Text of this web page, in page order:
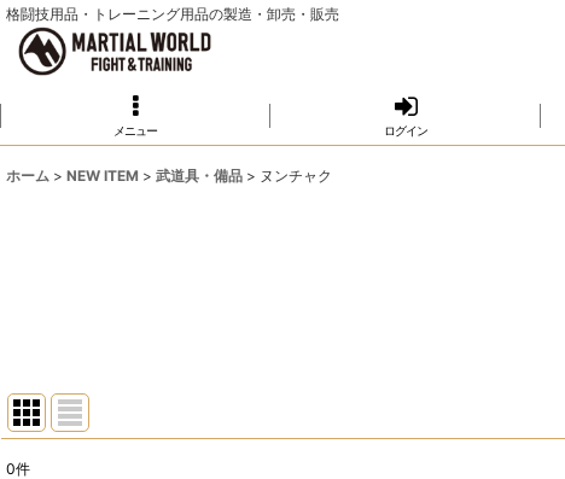
格闘技用品・トレーニング用品の製造・卸売・販売
メニュー ログイン
ホーム > NEW ITEM > 武道具・備品 > ヌンチャク
0件